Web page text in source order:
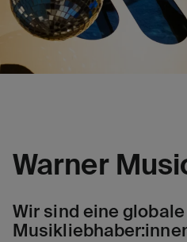
Warner
Wir sind eine